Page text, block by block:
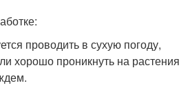
проводить в сухую погоду,
хорошо проникнуть на растения